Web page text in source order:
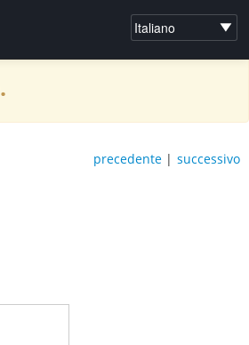
.
successivo
precedente |